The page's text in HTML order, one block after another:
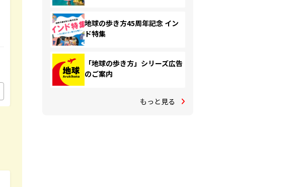
地球の歩き方45周年記念 イン
ド特集
「地球の歩き方」シリーズ広告
のご案内
もっと見る